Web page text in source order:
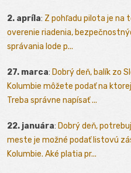
2. apríla: Z pohľadu pilota je na
overenie riadenia,
správania lode p...
27. marca: Dobrý deň, balík zo
Kolumbie môžete podať na
Treba správne napísať ...
22. januára: Dobrý deň,
meste je možné podať listovú
Kolumbie. Aké platia pr...